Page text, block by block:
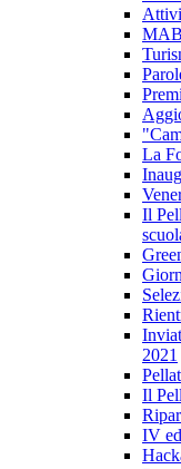
La
Il
2021
Il
IV